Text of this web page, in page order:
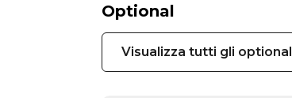
Optional
Visualizza tutti gli optional